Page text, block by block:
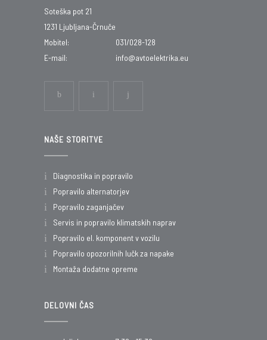
Soteška pot 21
1231 Ljubljana-Črnuče
Mobitel:
031/028-128
E-mail:
info@avtoelektrika.eu
NAŠE STORITVE
Diagnostika in popravilo
Popravilo alternatorjev
Popravilo zaganjačev
Servis in popravilo klimatskih naprav
Popravilo el. komponent v vozilu
Popravilo opozorilnih lučk za napake
Montaža dodatne opreme
DELOVNI ČAS